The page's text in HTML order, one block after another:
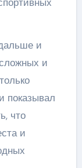
и
и
показывал
что
и